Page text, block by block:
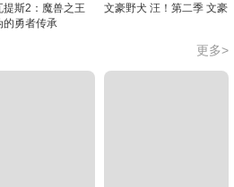
提斯2：魔兽之王
的勇者传承
文豪野犬 汪！第二季 文豪
更多>